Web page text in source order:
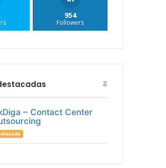
954
Followers
– Contact Center